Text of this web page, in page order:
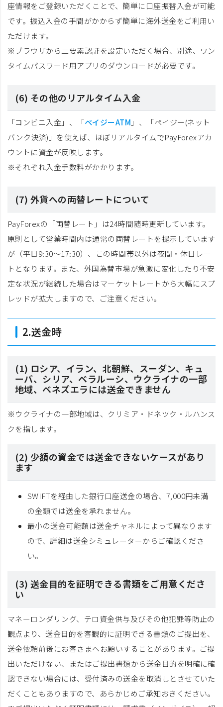
座情報をご登録いただくことで、簡単に口座振替入金が可能
です。振込入金の手間がかからず簡単に海外送金をご利用い
ただけます。
※ブラウザから二要素認証を設定いただく場合、別途、ワン
タイムパスワード用アプリのダウンロードが必要です。
(6) その他のリアルタイム入金
「コンビニ入金」、「ペイジーATM 」、「ペイジー(ネット
バンク決済)」を使えば、ほぼリアルタイムでPayForexアカ
ウントに資金が反映します。
※それぞれ入金手数料がかかります。
(7) 外貨への両替レートについて
PayForexの「両替レート」は24時間随時更新しています。
原則として営業時間内は通常の両替レートを提示しています
が（平日9:30～17:30）、この時間帯以外は夜間・休日レー
トとなります。また、外国為替市場が急激に変化したり不安
定な状況が継続した場合はマーケットレートから大幅にスプ
レッドが拡大しますので、ご注意ください。
2.送金時
(1) ロシア、イラン、北朝鮮、スーダン、キュ
ーバ、シリア、ベラルーシ、ウクライナの一部
地域、ベネズエラには送金できません
※ウクライナの一部地域は、クリミア・ドネツク・ルハンス
クを指します。
(2) 少額の資金では送金できないケースがあり
ます
SWIFTを経由した銀行口座送金の場合、7,000円未満
の金額では送金を承れません。
最小の送金可能額は送金チャネルによって異なります
ので、詳細は送金シミュレーターからご確認くださ
い。
(3) 送金目的を証明できる書類をご用意くださ
い
マネーロンダリング、テロ資金供与及びその他犯罪等防止の
観点より、送金目的を客観的に証明できる書類のご提出を、
送金依頼前後にお客さまへお願いすることがあります。ご提
出いただけない、またはご提出書類から送金目的を明確に確
認できない場合には、受付済みの送金を取消しとさせていた
だくこともありますので、あらかじめご承知おきください。